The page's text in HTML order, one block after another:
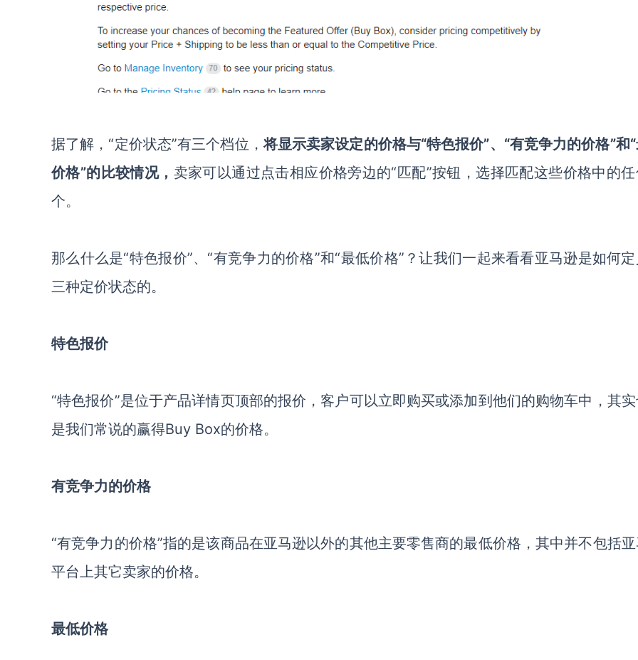
据了解，“定价状态”有三个档位，将显示卖家设定的价格与“特色报价”、“有竞争力的价格”和
价格”的比较情况， 卖家可以通过点击相应价格旁边的“匹配”按钮，选择匹配这些价格中的
个。
那么什么是“特色报价”、“有竞争力的价格”和“最低价格”？让我们一起来看看亚马逊是如何
三种定价状态的。
特色报价
“特色报价”是位于产品详情页顶部的报价，客户可以立即购买或添加到他们的购物车中， 其
是我们常说的赢得Buy Box的价格。
有竞争力的价格
“有竞争力的价格”指的是该商品在亚马逊以外的其他主要零售商的最低价格，其中并不包括
平台上其它卖家的价格。
最低价格